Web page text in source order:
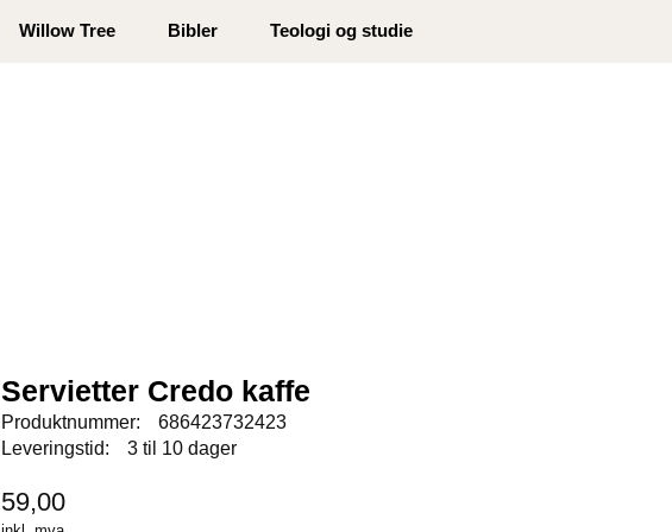
Min side Infosenter
Willow Tree Bibler Teologi og studie
Servietter Credo kaffe
Produktnummer:
686423732423
Leveringstid:
3 til 10 dager
59,00